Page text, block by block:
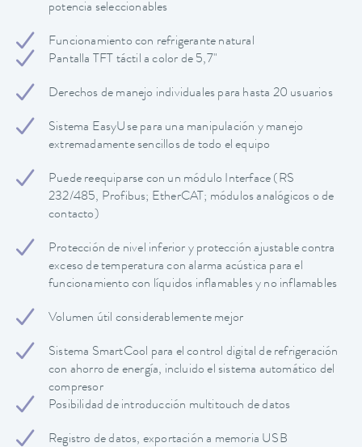
potencia seleccionables
Funcionamiento con refrigerante natural
Pantalla TFT táctil a color de 5,7"
Derechos de manejo individuales para hasta 20 usuarios
Sistema EasyUse para una manipulación y manejo
extremadamente sencillos de todo el equipo
Puede reequiparse con un módulo Interface (RS
232/485, Profibus; EtherCAT; módulos analógicos o de
contacto)
Protección de nivel inferior y protección ajustable contra
exceso de temperatura con alarma acústica para el
funcionamiento con líquidos inflamables y no inflamables
Volumen útil considerablemente mejor
Sistema SmartCool para el control digital de refrigeración
con ahorro de energía, incluido el sistema automático del
compresor
Posibilidad de introducción multitouch de datos
Registro de datos, exportación a memoria USB